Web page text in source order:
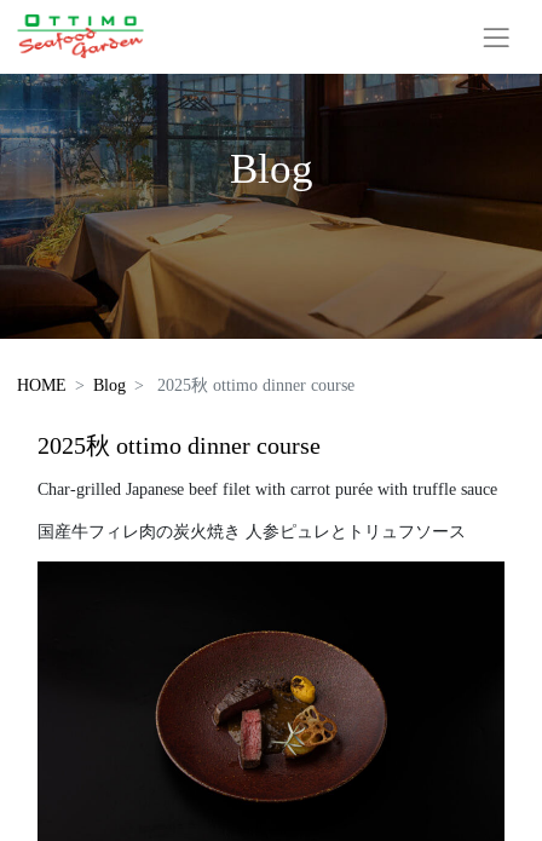
Blog
HOME Blog 2025秋 ottimo dinner course
2025秋 ottimo dinner course
Char-grilled Japanese beef filet with carrot purée with truffle sauce
国産牛フィレ肉の炭火焼き 人参ピュレとトリュフソース